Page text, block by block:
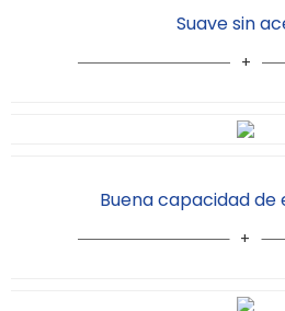
Suave sin
Buena capacidad